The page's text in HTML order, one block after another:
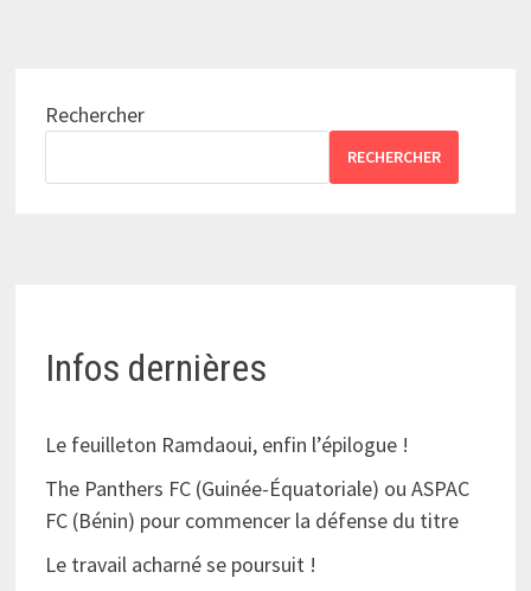
Rechercher
RECHERCHER
Infos dernières
Le feuilleton Ramdaoui, enfin l’épilogue !
The Panthers FC (Guinée-Équatoriale) ou ASPAC
FC (Bénin) pour commencer la défense du titre
Le travail acharné se poursuit !